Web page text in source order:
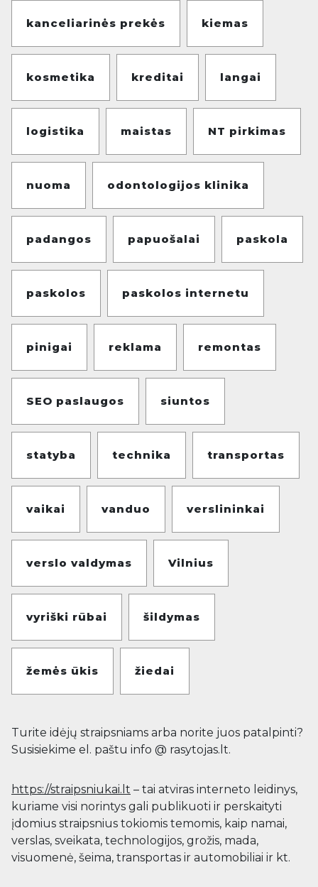
kanceliarinės prekės kiemas
kosmetika kreditai langai
logistika maistas NT pirkimas
nuoma odontologijos klinika
padangos papuošalai paskola
paskolos paskolos internetu
pinigai reklama remontas
SEO paslaugos siuntos
statyba technika transportas
vaikai vanduo verslininkai
verslo valdymas Vilnius
vyriški rūbai šildymas
žemės ūkis žiedai
Turite idėjų straipsniams arba norite juos patalpinti?
Susisiekime el. paštu info @ rasytojas.lt.
https://straipsniukai.lt – tai atviras interneto leidinys,
kuriame visi norintys gali publikuoti ir perskaityti
įdomius straipsnius tokiomis temomis, kaip namai,
verslas, sveikata, technologijos, grožis, mada,
visuomenė, šeima, transportas ir automobiliai ir kt.